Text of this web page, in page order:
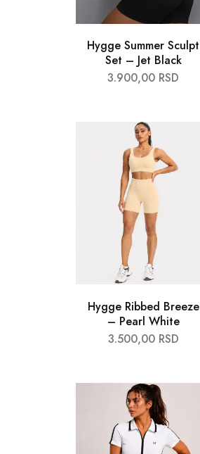
Hygge Summer Sculpt
Set – Jet Black
3.900,00 RSD
Hygge Ribbed Breeze
– Pearl White
3.500,00 RSD